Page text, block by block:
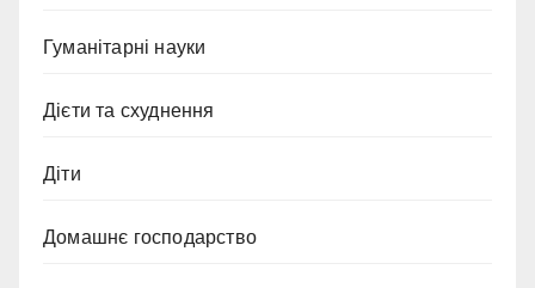
Гуманітарні науки
Дієти та схуднення
Діти
Домашнє господарство